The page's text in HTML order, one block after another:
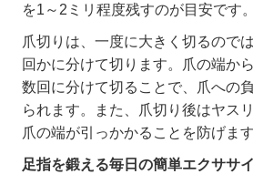
を1 ～ 2 ミリ程度残すのが目安です。
爪切りは、一度に大きく切るので
回かに分けて切ります。爪の端か
数回に分けて切ることで、爪への
られます。また、爪切り後はヤス
爪の端が引っかかることを防げます
足指を鍛える毎日の簡単エクササ